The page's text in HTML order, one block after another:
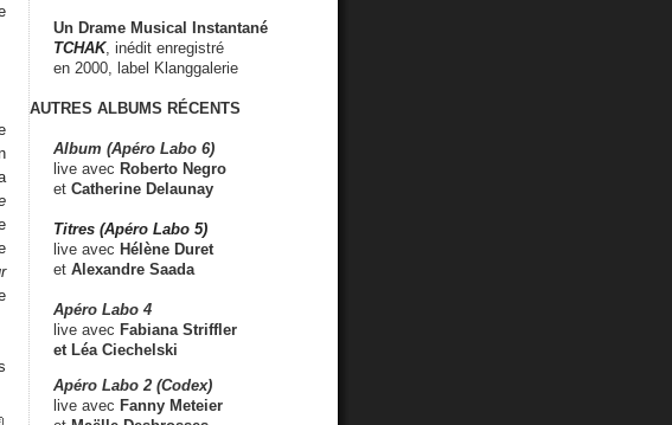
Un Drame Musical Instantané
TCHAK, inédit enregistré
en 2000, label Klanggalerie
AUTRES ALBUMS RÉCENTS
Album (Apéro Labo 6)
live avec Roberto Negro
et Catherine Delaunay
Titres (Apéro Labo 5)
live avec Hélène Duret
et Alexandre Saada
Apéro Labo 4
live avec Fabiana Striffler
et Léa Ciechelski
Apéro Labo 2 (Codex)
live avec Fanny Meteier